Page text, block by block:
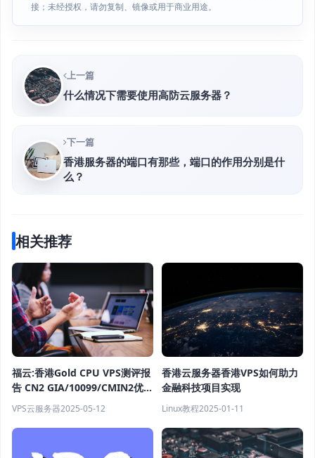
接；未经授权，请勿复制、镜像或用于商业用途。
上一篇
什么情况下需要使用高防云服务器？
下一篇
香港服务器的端口有那些，端口的作用分别是什
么？
相关推荐
福云:香港Gold CPU VPS测评报
告 CN2 GIA/10099/CMIN2优质
线路 香港CN2 GIA 200M精品网
VPS云服务器2025-05-12
香港云服务器香港VPS如何助力
金融科技项目实现
Linux教程2025-01-11